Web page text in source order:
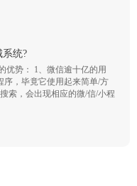
统?
优势： 1、微信逾十亿的用
序，毕竟它使用起来简单/方
索，会出现相应的微/信/小程